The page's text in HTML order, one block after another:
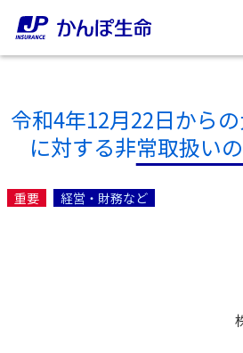
トップ
ご契約者さま
マイページログ
令和4年12月22日から
に対する非常取扱い
重要 経営・財務など